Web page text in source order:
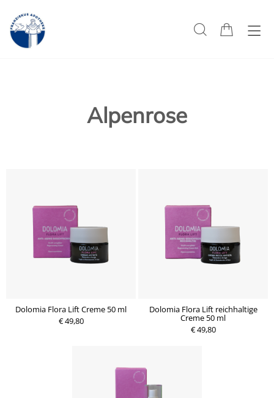
Alpenrose
Dolomia Flora Lift Creme 50 ml
€ 49,80
Dolomia Flora Lift reichhaltige
Creme 50 ml
€ 49,80